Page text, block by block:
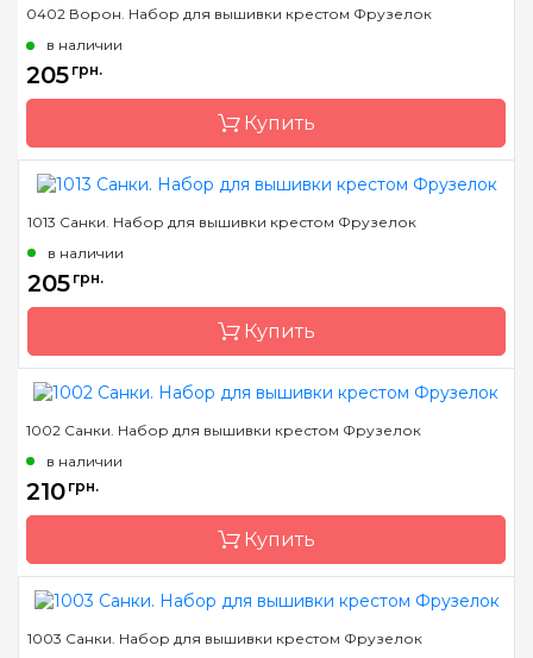
Бренд
Фрузелок
Страна-производитель
Размер
Зашивка
частичная
0402 Ворон. Набор для вышивки крестом Фрузелок
в наличии
205 грн.
Купить
Бренд
Фрузелок
Страна-производитель
Размер
Зашивка
частичная
1013 Санки. Набор для вышивки крестом Фрузелок
в наличии
205 грн.
Купить
Бренд
Фрузелок
Страна-производитель
Размер
Зашивка
частичная
1002 Санки. Набор для вышивки крестом Фрузелок
в наличии
210 грн.
Купить
Бренд
Фрузелок
1003 Санки. Набор для вышивки крестом Фрузелок